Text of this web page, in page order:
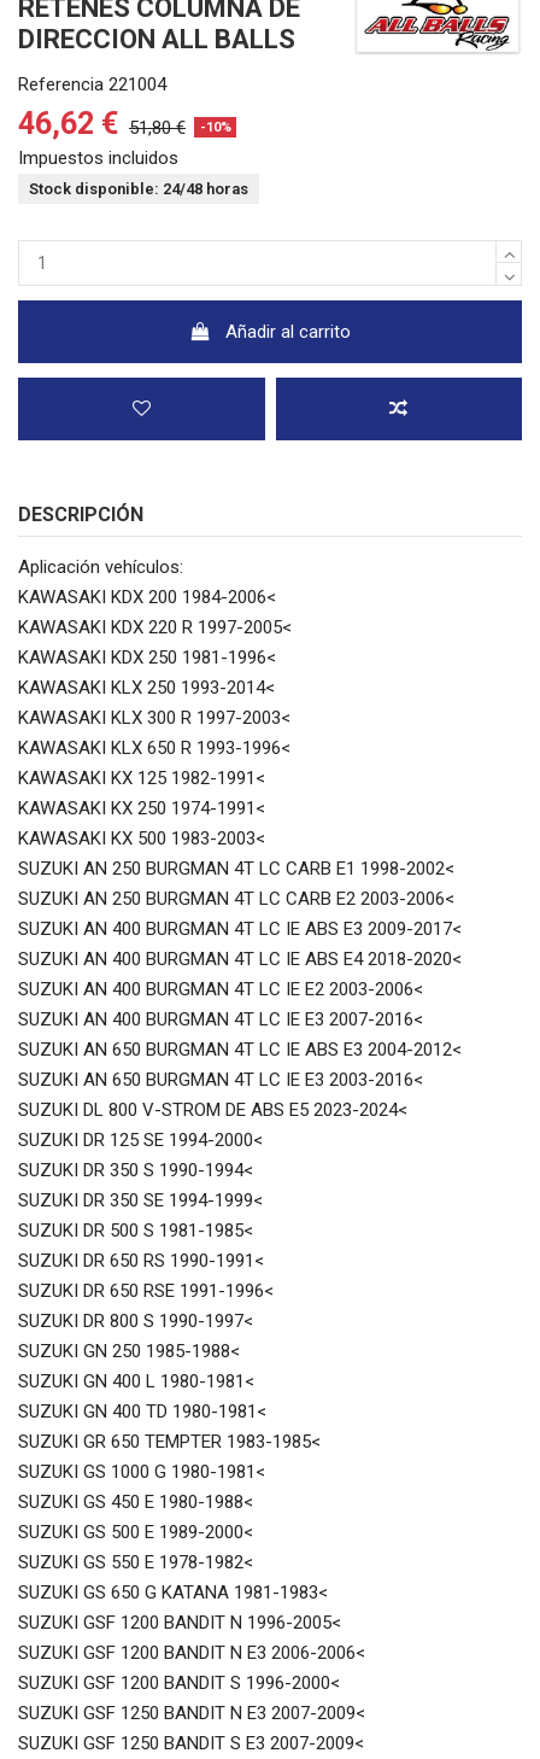
RETENES COLUMNA DE
DIRECCION ALL BALLS
Referencia 221004
46,62 € 51,80 € -10%
Impuestos incluidos
Stock disponible: 24/48 horas
Añadir al carrito
DESCRIPCIÓN
Aplicación vehículos:
KAWASAKI KDX 200 1984-2006<
KAWASAKI KDX 220 R 1997-2005<
KAWASAKI KDX 250 1981-1996<
KAWASAKI KLX 250 1993-2014<
KAWASAKI KLX 300 R 1997-2003<
KAWASAKI KLX 650 R 1993-1996<
KAWASAKI KX 125 1982-1991<
KAWASAKI KX 250 1974-1991<
KAWASAKI KX 500 1983-2003<
SUZUKI AN 250 BURGMAN 4T LC CARB E1 1998-2002<
SUZUKI AN 250 BURGMAN 4T LC CARB E2 2003-2006<
SUZUKI AN 400 BURGMAN 4T LC IE ABS E3 2009-2017<
SUZUKI AN 400 BURGMAN 4T LC IE ABS E4 2018-2020<
SUZUKI AN 400 BURGMAN 4T LC IE E2 2003-2006<
SUZUKI AN 400 BURGMAN 4T LC IE E3 2007-2016<
SUZUKI AN 650 BURGMAN 4T LC IE ABS E3 2004-2012<
SUZUKI AN 650 BURGMAN 4T LC IE E3 2003-2016<
SUZUKI DL 800 V-STROM DE ABS E5 2023-2024<
SUZUKI DR 125 SE 1994-2000<
SUZUKI DR 350 S 1990-1994<
SUZUKI DR 350 SE 1994-1999<
SUZUKI DR 500 S 1981-1985<
SUZUKI DR 650 RS 1990-1991<
SUZUKI DR 650 RSE 1991-1996<
SUZUKI DR 800 S 1990-1997<
SUZUKI GN 250 1985-1988<
SUZUKI GN 400 L 1980-1981<
SUZUKI GN 400 TD 1980-1981<
SUZUKI GR 650 TEMPTER 1983-1985<
SUZUKI GS 1000 G 1980-1981<
SUZUKI GS 450 E 1980-1988<
SUZUKI GS 500 E 1989-2000<
SUZUKI GS 550 E 1978-1982<
SUZUKI GS 650 G KATANA 1981-1983<
SUZUKI GSF 1200 BANDIT N 1996-2005<
SUZUKI GSF 1200 BANDIT N E3 2006-2006<
SUZUKI GSF 1200 BANDIT S 1996-2000<
SUZUKI GSF 1250 BANDIT N E3 2007-2009<
SUZUKI GSF 1250 BANDIT S E3 2007-2009<